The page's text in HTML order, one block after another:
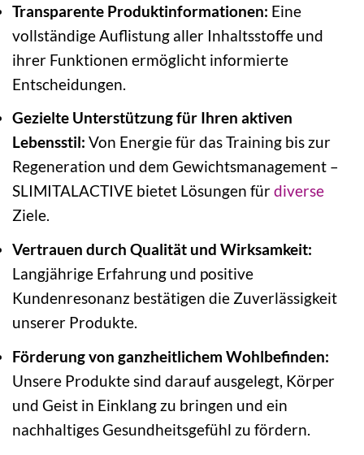
Transparente Produktinformationen: Eine
vollständige Auflistung aller Inhaltsstoffe und
ihrer Funktionen ermöglicht informierte
Entscheidungen.
Gezielte Unterstützung für Ihren aktiven
Lebensstil: Von Energie für das Training bis zur
Regeneration und dem Gewichtsmanagement –
SLIMITALACTIVE bietet Lösungen fürdiverse
Ziele.
Vertrauen durch Qualität und Wirksamkeit:
Langjährige Erfahrung und positive
Kundenresonanz bestätigen die Zuverlässigkeit
unserer Produkte.
Förderung von ganzheitlichem Wohlbefinden:
Unsere Produkte sind darauf ausgelegt, Körper
und Geist in Einklang zu bringen und ein
nachhaltiges Gesundheitsgefühl zu fördern.